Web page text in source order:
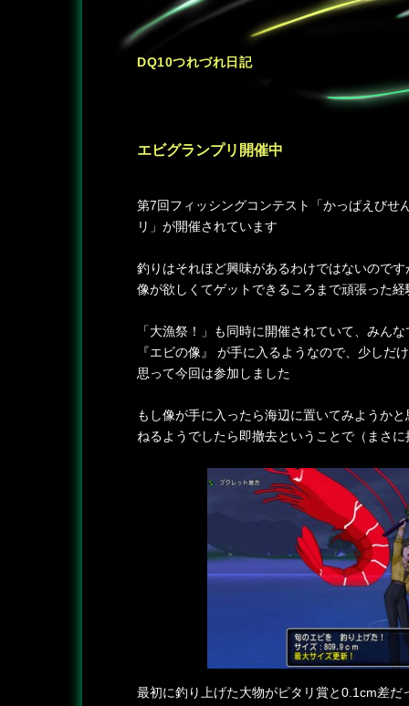
DQ10つれづれ日記
エビグランプリ開催中
第7回フィッシングコンテスト「かっぱえびせ
リ」が開催されています
釣りはそれほど興味があるわけではないので
像が欲しくてゲットできるころまで頑張った
「大漁祭！」も同時に開催されていて、みん
『エビの像』 が手に入るようなので、少しだ
思って今回は参加しました
もし像が手に入ったら海辺に置いてみようか
ねるようでしたら即撤去ということで（まさ
最初に釣り上げた大物がピタリ賞と0.1cm差だ